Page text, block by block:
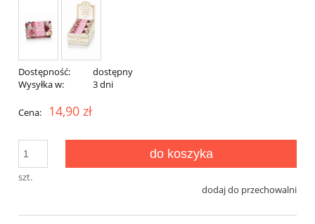
Dostępność:
dostępny
Wysyłka w:
3 dni
Cena: 14,90 zł
szt.
do koszyka
dodaj do przechowalni